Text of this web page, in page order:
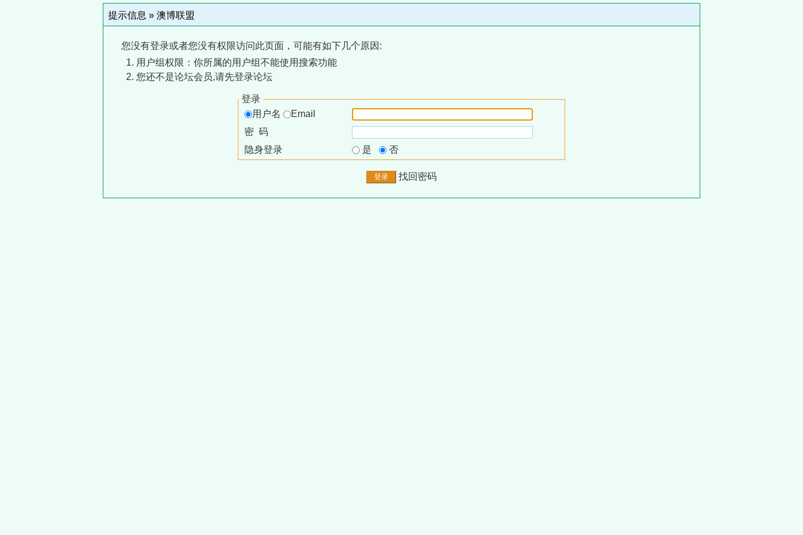
提示信息 » 澳博联盟
您没有登录或者您没有权限访问此页面，可能有如下几个原因:
用户组权限：你所属的用户组不能使用搜索功能
您还不是论坛会员,请先登录论坛
登录
用户名
Email
密 码
隐身登录
是 否
找回密码